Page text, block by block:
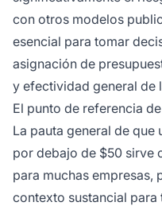
con otros modelos
esencial para tomar
asignación de
y efectividad general de
El punto de referencia
La pauta general de que
por debajo de $50 sirve
para muchas empresas,
contexto sustancial para